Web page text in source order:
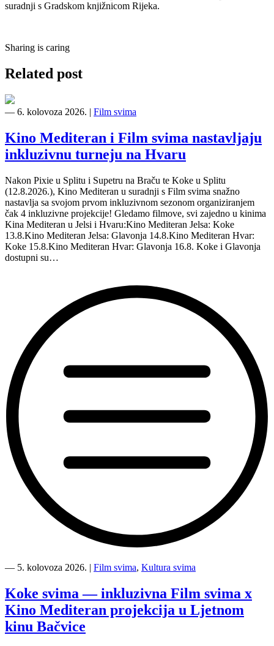
suradnji s Gradskom knjižnicom Rijeka.
Sharing is caring
Related post
― 6. kolovoza 2026. | Film svima
Kino Mediteran i Film svima nastavljaju
inkluzivnu turneju na Hvaru
Nakon Pixie u Splitu i Supetru na Braču te Koke u Splitu
(12.8.2026.), Kino Mediteran u suradnji s Film svima snažno
nastavlja sa svojom prvom inkluzivnom sezonom organiziranjem
čak 4 inkluzivne projekcije! Gledamo filmove, svi zajedno u kinima
Kina Mediteran u Jelsi i Hvaru:Kino Mediteran Jelsa: Koke
13.8.Kino Mediteran Jelsa: Glavonja 14.8.Kino Mediteran Hvar:
Koke 15.8.Kino Mediteran Hvar: Glavonja 16.8. Koke i Glavonja
dostupni su…
Mediteran
Film
svima
nastavljaju
inkluzivnu
turneju
― 5. kolovoza 2026. | Film svima, Kultura svima
Koke svima — inkluzivna Film svima x
Kino Mediteran projekcija u Ljetnom
kinu Bačvice